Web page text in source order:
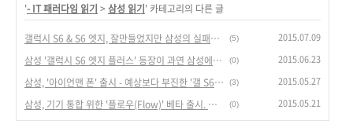
'- IT 패러다임 읽기 > 삼성 읽기' 카테고리의 다른 글
갤럭시 S6 & S6 엣지, 잘만들었지만 삼성의 실패작으로 남을까? (5) 2015.07.09
삼성 '갤럭시 S6 엣지 플러스' 등장이 과연 삼성에게 득이 될까? (0) 2015.06.23
삼성, '아이언맨 폰' 출시 - 예상보다 부진한 '갤 S6 & 엣지' 판매에 도움 될까? (3) 2015.05.27
삼성, 기기 통합 위한 '플로우(Flow)' 베타 출시. 강력한 삼성 생태계 구축될까? - 애플 생태계에 맞서는 삼성. (0) 2015.05.21